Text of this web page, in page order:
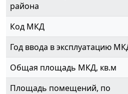
района
Код МКД
Год ввода в эксплуатацию
Общая площадь МКД, кв.м
Площадь помещений, по